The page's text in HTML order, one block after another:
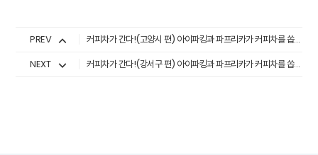
PREV
커피차가 간다!(고양시 편) 아이파킹과 파프리카가 커피차를 쏩니다 (12/23 큰마을 대림현대)
NEXT
커피차가 간다!(강서구 편) 아이파킹과 파프리카가 커피차를 쏩니다 (1/20 화곡푸르지오아파트)